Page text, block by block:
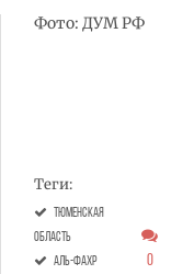
Фото: ДУМ РФ
Теги:
тюменская
область
Аль-Фахр
0